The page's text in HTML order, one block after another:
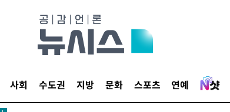
사회 수도권 지방 문화 스포츠 연예